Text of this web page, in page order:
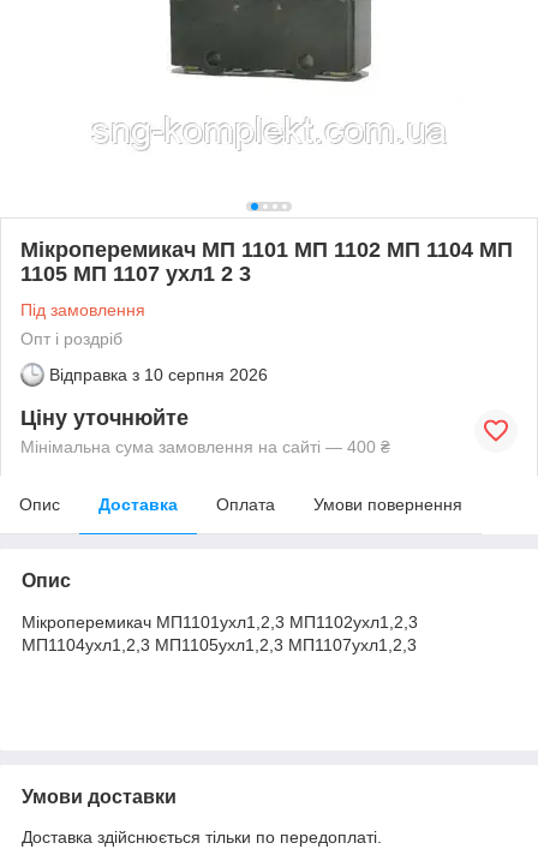
Мікроперемикач МП 1101 МП 1102 МП 1104 МП
1105 МП 1107 ухл1 2 3
Під замовлення
Опт і роздріб
Відправка з 10 серпня 2026
Ціну уточнюйте
Мінімальна сума замовлення на сайті — 400 ₴
Опис Доставка Оплата Умови повернення
Опис
Мікроперемикач МП1101ухл1,2,3 МП1102ухл1,2,3
МП1104ухл1,2,3 МП1105ухл1,2,3 МП1107ухл1,2,3
Умови доставки
Доставка здійснюється тільки по передоплаті.